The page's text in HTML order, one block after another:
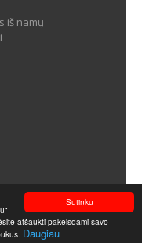
Sutinku
atšaukti pakeisdami savo
Daugiau
iš namų
priedų parduotuvė ©